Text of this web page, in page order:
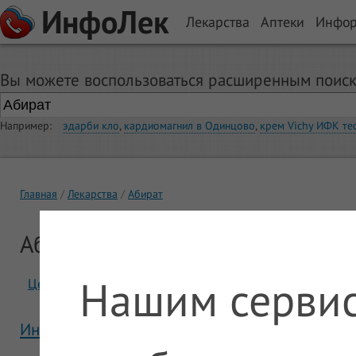
ИнфоЛек Лекарства Аптеки
Вы можете воспользоваться расширенным
Например: эдарби кло, кардиомагнил в Одинцово, крем Vichy ИФК
Главная Лекарства Абират
Абират
Цены Отзывы
Инструкция Абират
Нашим